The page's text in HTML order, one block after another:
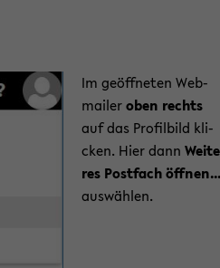
Im ge­öff­ne­ten Web­
mai­leroben rechts
auf das Pro­fil­bild kli­
cken. Hier dann
res Post­fach öff­nen...
aus­wäh­len.